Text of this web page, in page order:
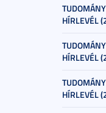
HÍRLEVÉL
HÍRLEVÉL
HÍRLEVÉL